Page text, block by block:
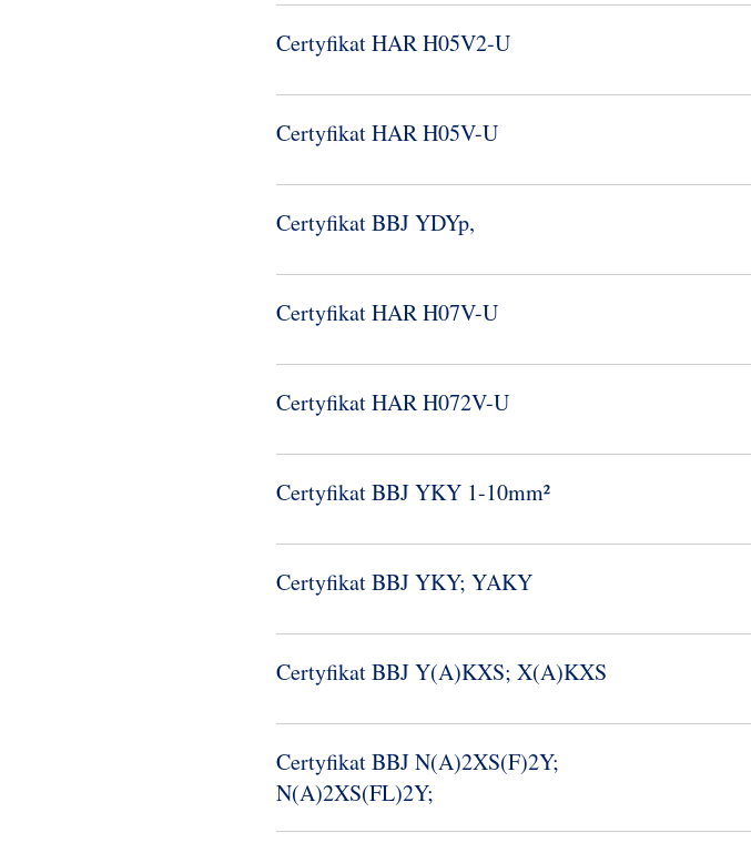
Certyfikat HAR H05V2-​U
Certyfikat HAR H05V-​U
Certyfikat BBJ YDYp,
Certyfikat HAR H07V-​U
Certyfikat HAR H072V-​U
Certyfikat BBJ YKY 1-​10mm²
Certyfikat BBJ YKY; YAKY
Certyfikat BBJ Y(A)KXS; X(A)KXS
Certyfikat BBJ N(A)2XS(F)2Y;
N(A)2XS(FL)2Y;